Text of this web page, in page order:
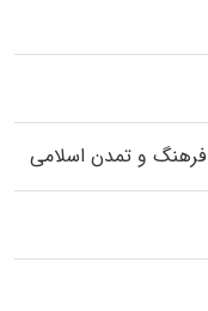
فرهنگ و تمدن اسلامی